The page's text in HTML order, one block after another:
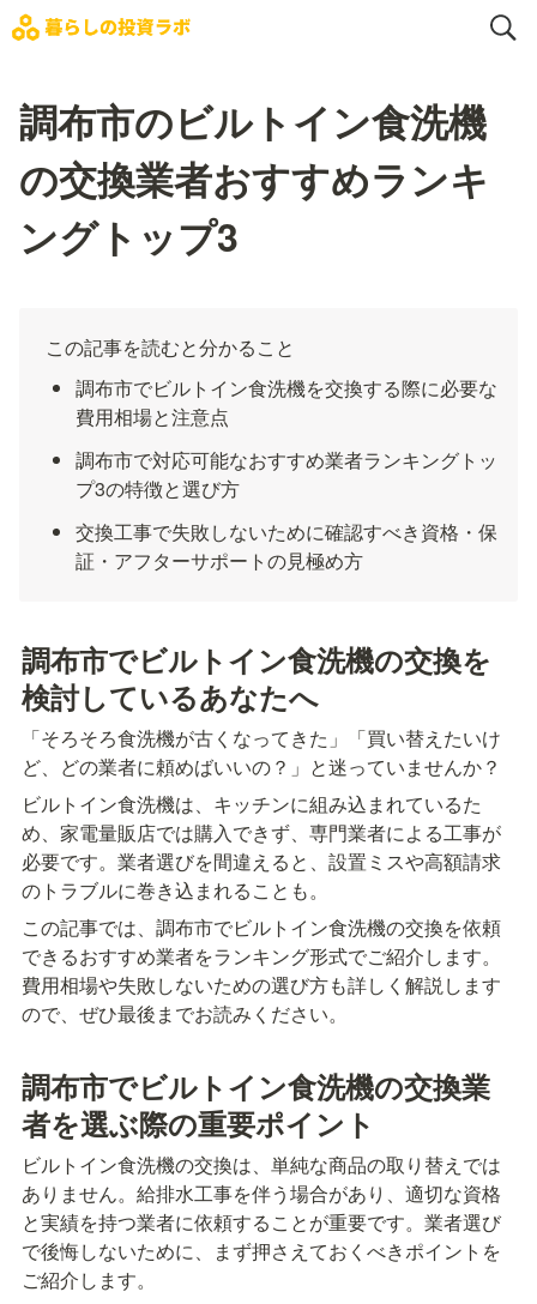
調布市のビルトイン食洗機
の交換業者おすすめランキ
ングトップ3
この記事を読むと分かること
調布市でビルトイン食洗機を交換する際に必要な
費用相場と注意点
調布市で対応可能なおすすめ業者ランキングトッ
プ3の特徴と選び方
交換工事で失敗しないために確認すべき資格・保
証・アフターサポートの見極め方
調布市でビルトイン食洗機の交換を
検討しているあなたへ
「そろそろ食洗機が古くなってきた」「買い替えたいけ
ど、どの業者に頼めばいいの？」と迷っていませんか？
ビルトイン食洗機は、キッチンに組み込まれているた
め、家電量販店では購入できず、専門業者による工事が
必要です。業者選びを間違えると、設置ミスや高額請求
のトラブルに巻き込まれることも。
この記事では、調布市でビルトイン食洗機の交換を依頼
できるおすすめ業者をランキング形式でご紹介します。
費用相場や失敗しないための選び方も詳しく解説します
ので、ぜひ最後までお読みください。
調布市でビルトイン食洗機の交換業
者を選ぶ際の重要ポイント
ビルトイン食洗機の交換は、単純な商品の取り替えでは
ありません。給排水工事を伴う場合があり、適切な資格
と実績を持つ業者に依頼することが重要です。業者選び
で後悔しないために、まず押さえておくべきポイントを
ご紹介します。